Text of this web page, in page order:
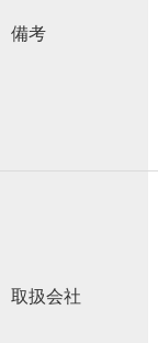
備考
取扱会社